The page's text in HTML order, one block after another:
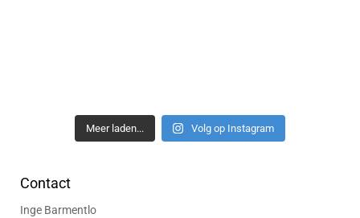
Meer laden... Volg op Instagram
Contact
Inge Barmentlo